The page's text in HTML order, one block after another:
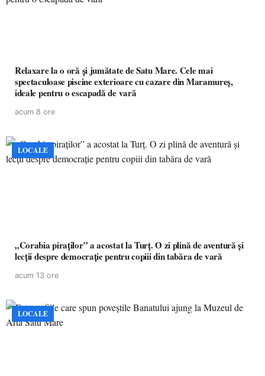
Relaxare la o oră și jumătate de Satu Mare. Cele mai
spectaculoase piscine exterioare cu cazare din Maramureș,
ideale pentru o escapadă de vară
acum 8 ore
LOCALE
„Corabia piraților” a acostat la Turț. O zi plină de aventură și
lecții despre democrație pentru copiii din tabăra de vară
acum 13 ore
LOCALE